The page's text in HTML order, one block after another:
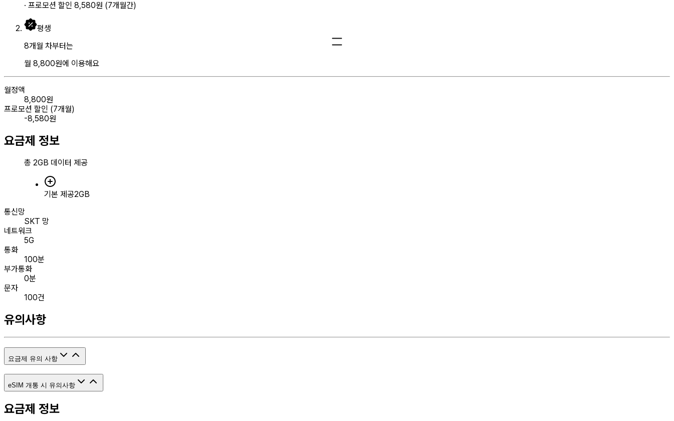
· 프로모션 할인 8,580원 (7개월간)
평생
8개월 차부터는
월 8,800원에 이용해요
월정액
8,800원
프로모션 할인 (7개월)
-8,580원
요금제 정보
총 2GB 데이터 제공
기본 제공2GB
통신망
SKT 망
네트워크
5G
통화
100분
부가통화
0분
문자
100건
유의사항
요금제 유의 사항
eSIM 개통 시 유의사항
요금제 정보